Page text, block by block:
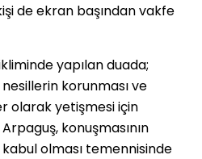
de ekran başından vakfe
yapılan duada;
nesillerin korunması ve
olarak yetişmesi için
konuşmasının
olması temennisinde